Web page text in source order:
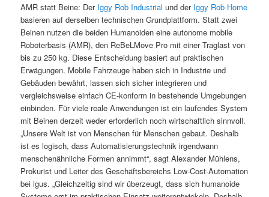
AMR statt Beine: Der Iggy Rob Industrial und der Iggy Rob Home
basieren auf derselben technischen Grundplattform. Statt zwei
Beinen nutzen die beiden Humanoiden eine autonome mobile
Roboterbasis (AMR), den ReBeLMove Pro mit einer Traglast von
bis zu 250 kg. Diese Entscheidung basiert auf praktischen
Erwägungen. Mobile Fahrzeuge haben sich in Industrie und
Gebäuden bewährt, lassen sich sicher integrieren und
vergleichsweise einfach CE-konform in bestehende Umgebungen
einbinden. Für viele reale Anwendungen ist ein laufendes System
mit Beinen derzeit weder erforderlich noch wirtschaftlich sinnvoll.
„Unsere Welt ist von Menschen für Menschen gebaut. Deshalb
ist es logisch, dass Automatisierungstechnik irgendwann
menschenähnliche Formen annimmt“, sagt Alexander Mühlens,
Prokurist und Leiter des Geschäftsbereichs Low-Cost-Automation
bei igus. „Gleichzeitig sind wir überzeugt, dass sich humanoide